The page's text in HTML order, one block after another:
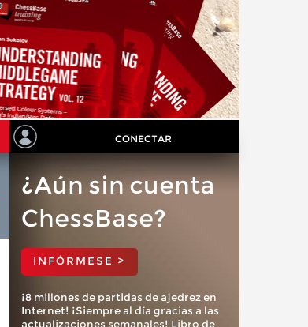
CONECTAR
¿Aún sin cuenta
ChessBase?
INFÓRMESE >
¡8 millones de partidas de ajedrez en
Internet! ¡Siempre al día gracias a las
actualizaciones semanales! Libro de